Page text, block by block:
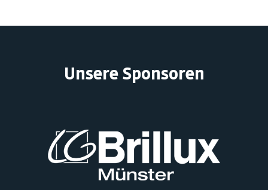
Unsere Sponsoren